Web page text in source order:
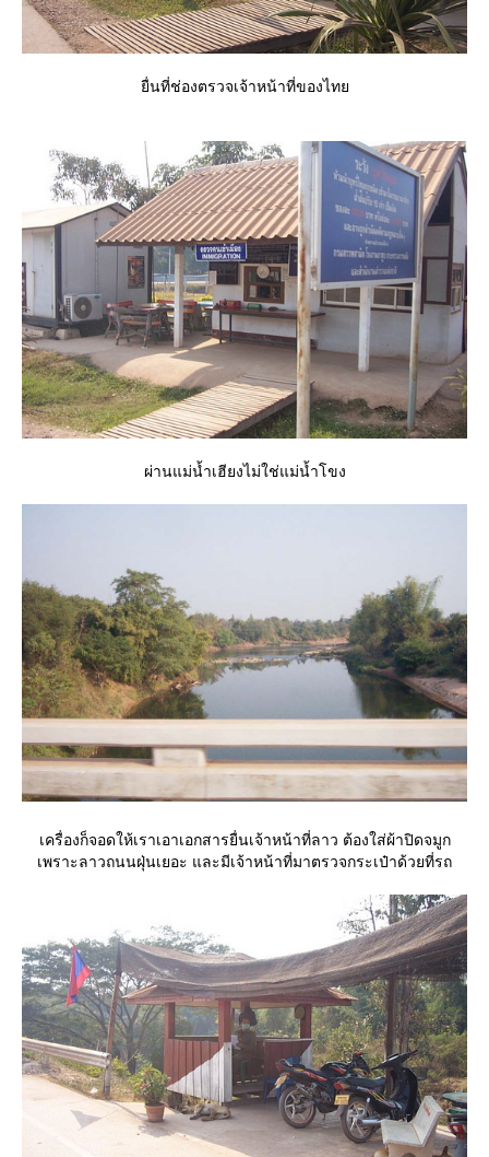
ื่นที่ช่องตรวจเจ้าหน้าที่ของไท
ผ่านแม่น้ำเฮียงไม่ใช่แม่น้ำโขง
เครื่องก็จอดให้เราเอาเอกสารยื่นเจ้าหน้าที่ลาว ต้องใส่ผ้าปิดจมูก
เพราะลาวถนนฝุ่นเยอะ และมีเจ้าหน้าที่มาตรวจกระเป๋าด้วยที่รถ